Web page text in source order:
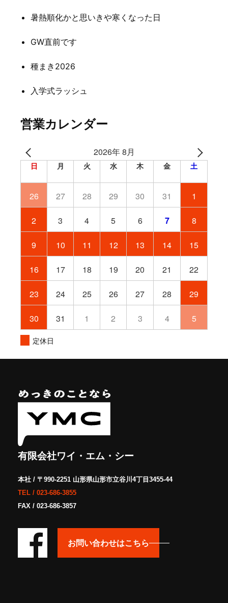
シ
暑熱順化かと思いきや寒くなった日
GW直前です
種まき2026
入学式ラッシュ
営業カレンダー
2026年 8月
日 月 火 水 木 金 土
26 27 28 29 30 31 1
2 3 4 5 6 7 8
9 10 11 12 13 14 15
16 17 18 19 20 21 22
23 24 25 26 27 28 29
30 31 1 2 3 4 5
定休日
有限会社ワイ・エム・シー
本社 / 〒990-2251 山形県山形市立谷川4丁目3455-44
TEL / 023-686-3855
FAX / 023-686-3857
お問い合わせはこちら